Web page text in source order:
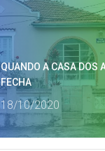
QUANDO A CASA DOS
FECHA
18/10/2020